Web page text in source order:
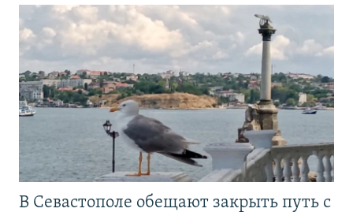
В Севастополе обещают закрыть путь с